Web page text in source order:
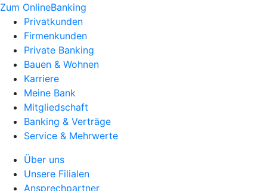
Zum OnlineBanking
Privatkunden
Firmenkunden
Private Banking
Bauen & Wohnen
Karriere
Meine Bank
Mitgliedschaft
Banking & Verträge
Service & Mehrwerte
Über uns
Unsere Filialen
Ansprechpartner